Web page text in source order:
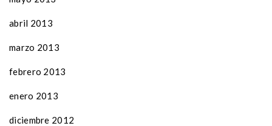
abril 2013
marzo 2013
febrero 2013
enero 2013
diciembre 2012